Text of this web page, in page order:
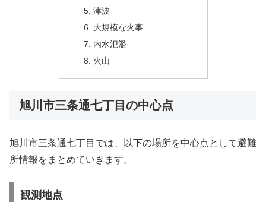
津波
大規模な火事
内水氾濫
火山
旭川市三条通七丁目の中心点
旭川市三条通七丁目では、以下の場所を中心点として避難
所情報をまとめていきます。
観測地点